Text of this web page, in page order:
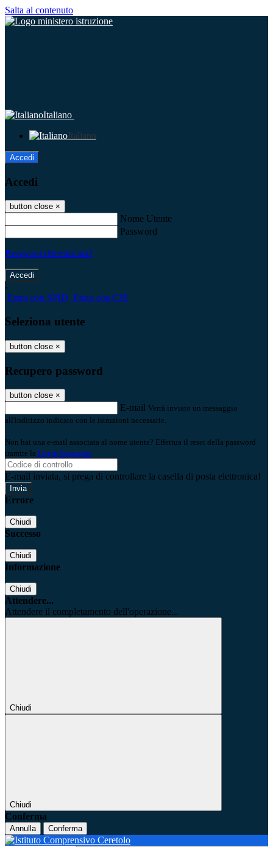
Salta al contenuto
Italiano
Italiano
Accedi
Accedi
button close ×
Nome Utente
Password
Password dimenticata?
-
Entra con SPID Entra con CIE
Seleziona utente
button close ×
Recupero password
button close ×
E-mail Verrà inviato un messaggio
all'indirizzo indicato con le istruzioni necessarie.
Non hai una e-mail associata al nome utente? Effettua il reset della password
tramite la Login Spaggiari
E-mail inviata, si prega di controllare la casella di posta elettronica!
Errore
Chiudi
Successo
Chiudi
Informazione
Chiudi
Attendere...
Attendere il completamento dell'operazione...
Chiudi
Chiudi
Conferma
Annulla Conferma